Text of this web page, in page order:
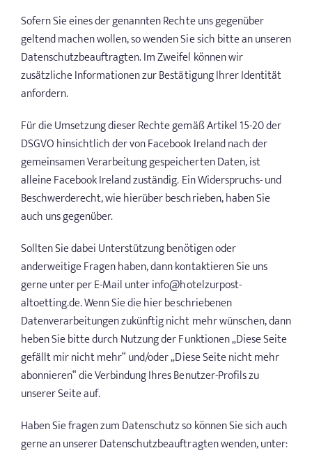
Sofern Sie eines der genannten Rechte uns gegenüber
geltend machen wollen, so wenden Sie sich bitte an unseren
Datenschutzbeauftragten. Im Zweifel können wir
zusätzliche Informationen zur Bestätigung Ihrer Identität
anfordern.
Für die Umsetzung dieser Rechte gemäß Artikel 15-20 der
DSGVO hinsichtlich der von Facebook Ireland nach der
gemeinsamen Verarbeitung gespeicherten Daten, ist
alleine Facebook Ireland zuständig. Ein Widerspruchs- und
Beschwerderecht, wie hierüber beschrieben, haben Sie
auch uns gegenüber.
Sollten Sie dabei Unterstützung benötigen oder
anderweitige Fragen haben, dann kontaktieren Sie uns
gerne unter per E-Mail unter info@hotelzurpost-
altoetting.de. Wenn Sie die hier beschriebenen
Datenverarbeitungen zukünftig nicht mehr wünschen, dann
heben Sie bitte durch Nutzung der Funktionen „Diese Seite
gefällt mir nicht mehr“ und/oder „Diese Seite nicht mehr
abonnieren“ die Verbindung Ihres Benutzer-Profils zu
unserer Seite auf.
Haben Sie fragen zum Datenschutz so können Sie sich auch
gerne an unserer Datenschutzbeauftragten wenden, unter: